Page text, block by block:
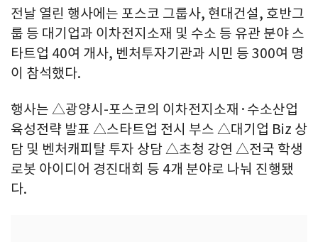
전날 열린 행사에는 포스코 그룹사, 현대건설, 호반그
룹 등 대기업과 이차전지소재 및 수소 등 유관 분야 스
타트업 40여 개사, 벤처투자기관과 시민 등 300여 명
이 참석했다.
행사는 △광양시-포스코의 이차전지소재·수소산업
육성전략 발표 △스타트업 전시 부스 △대기업 Biz 상
담 및 벤처캐피탈 투자 상담 △초청 강연 △전국 학생
로봇 아이디어 경진대회 등 4개 분야로 나눠 진행됐
다.